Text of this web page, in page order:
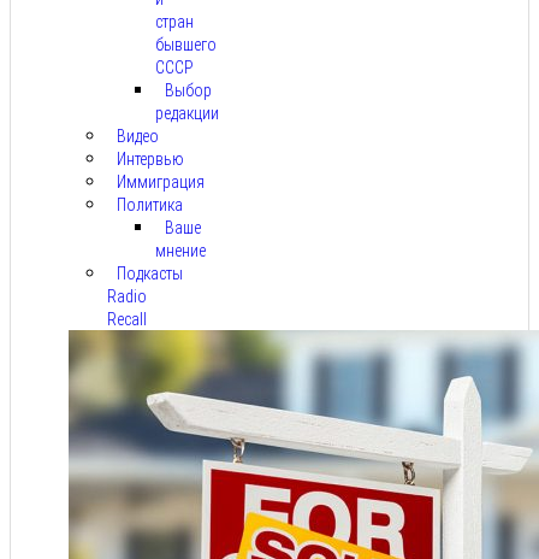
стран
бывшего
СССР
Выбор
редакции
Видео
Интервью
Иммиграция
Политика
Ваше
мнение
Подкасты
Radio
Recall